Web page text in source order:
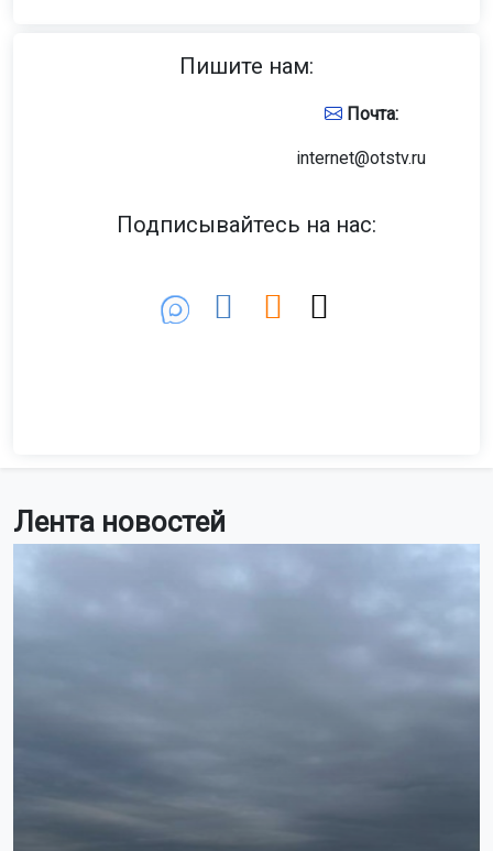
Лента новостей
Пишите нам:
Почта:
internet@otstv.ru
Подписывайтесь на нас: